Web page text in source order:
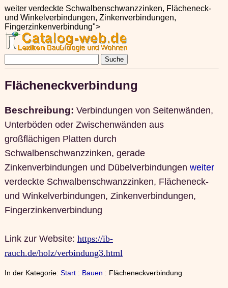
weiter verdeckte Schwalbenschwanzzinken, Flächeneck-
und Winkelverbindungen, Zinkenverbindungen,
Fingerzinkenverbindung">
Flächeneckverbindung
Beschreibung: Verbindungen von Seitenwänden,
Unterböden oder Zwischenwänden aus
großflächigen Platten durch
Schwalbenschwanzzinken, gerade
Zinkenverbindungen und Dübelverbindungen weiter
verdeckte Schwalbenschwanzzinken, Flächeneck-
und Winkelverbindungen, Zinkenverbindungen,
Fingerzinkenverbindung
Link zur Website: https://ib-
rauch.de/holz/verbindung3.html
In der Kategorie: Start: Bauen : Flächeneckverbindung